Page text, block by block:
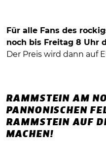
Für alle Fans des
noch bis Freitag 8 Uhr
Der Preis wird dann auf
RAMMSTEIN AM
PANNONISCHEN
RAMMSTEIN AUF
MACHEN!